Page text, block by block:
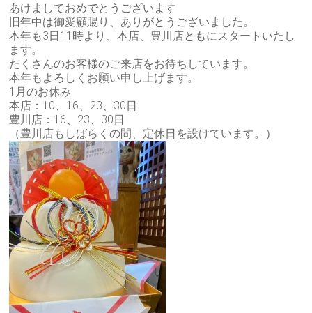
あけましておめでとうございます
旧年中は御愛顧賜り、ありがとうございました。
本年も3日11時より、本店、豊川店ともにスタートいたし
ます。
たくさんのお客様のご来店をお待ちしています。
本年もよろしくお願い申し上げます。
1月のお休み
本店：10、16、23、30日
豊川店：16、23、30日
（豊川店もしばらくの間、定休日を設けています。）